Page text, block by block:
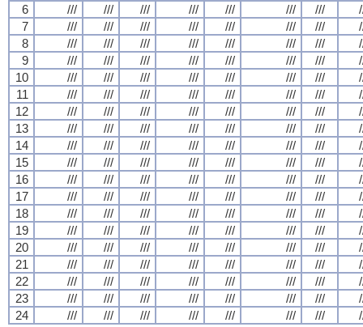
6
/// /// /// /// /// /// ///
7
/// /// /// /// /// /// ///
8
/// /// /// /// /// /// ///
9
/// /// /// /// /// /// ///
10
/// /// /// /// /// /// ///
11
/// /// /// /// /// /// ///
12
/// /// /// /// /// /// ///
13
/// /// /// /// /// /// ///
14
/// /// /// /// /// /// ///
15
/// /// /// /// /// /// ///
16
/// /// /// /// /// /// ///
17
/// /// /// /// /// /// ///
18
/// /// /// /// /// /// ///
19
/// /// /// /// /// /// ///
20
/// /// /// /// /// /// ///
21
/// /// /// /// /// /// ///
22
/// /// /// /// /// /// ///
23
/// /// /// /// /// /// ///
24
/// /// /// /// /// /// ///